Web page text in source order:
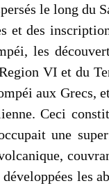
le long du
et des
les
VI et du
aux Grecs,
Ceci
une